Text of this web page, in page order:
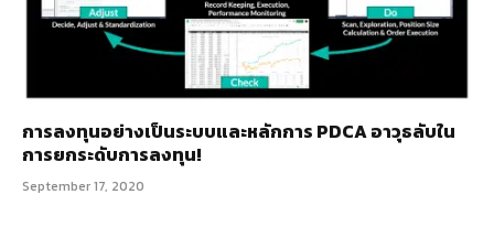
การลงทุนอย่างเป็นระบบและหลักการ PDCA อาวุธลับใน
การยกระดับการลงทุน!
September 17, 2020